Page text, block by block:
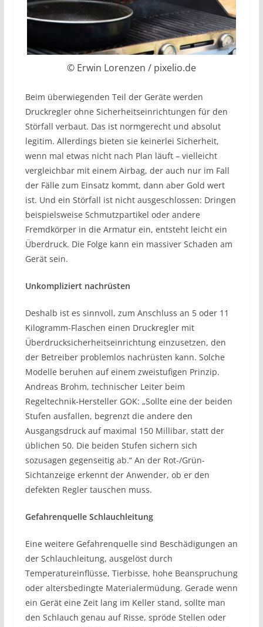
© Erwin Lorenzen / pixelio.de
Beim überwiegenden Teil der Geräte werden
Druckregler ohne Sicherheitseinrichtungen für den
Störfall verbaut. Das ist normgerecht und absolut
legitim. Allerdings bieten sie keinerlei Sicherheit,
wenn mal etwas nicht nach Plan läuft – vielleicht
vergleichbar mit einem Airbag, der auch nur im Fall
der Fälle zum Einsatz kommt, dann aber Gold wert
ist. Und ein Störfall ist nicht ausgeschlossen: Dringen
beispielsweise Schmutzpartikel oder andere
Fremdkörper in die Armatur ein, entsteht leicht ein
Überdruck. Die Folge kann ein massiver Schaden am
Gerät sein.
Unkompliziert nachrüsten
Deshalb ist es sinnvoll, zum Anschluss an 5 oder 11
Kilogramm-Flaschen einen Druckregler mit
Überdrucksicherheitseinrichtung einzusetzen, den
der Betreiber problemlos nachrüsten kann. Solche
Modelle beruhen auf einem zweistufigen Prinzip.
Andreas Brohm, technischer Leiter beim
Regeltechnik-Hersteller GOK: „Sollte eine der beiden
Stufen ausfallen, begrenzt die andere den
Ausgangsdruck auf maximal 150 Millibar, statt der
üblichen 50. Die beiden Stufen sichern sich
sozusagen gegenseitig ab.“ An der Rot-/Grün-
Sichtanzeige erkennt der Anwender, ob er den
defekten Regler tauschen muss.
Gefahrenquelle Schlauchleitung
Eine weitere Gefahrenquelle sind Beschädigungen an
der Schlauchleitung, ausgelöst durch
Temperatureinflüsse, Tierbisse, hohe Beanspruchung
oder altersbedingte Materialermüdung. Gerade wenn
ein Gerät eine Zeit lang im Keller stand, sollte man
den Schlauch genau auf Risse, spröde Stellen oder